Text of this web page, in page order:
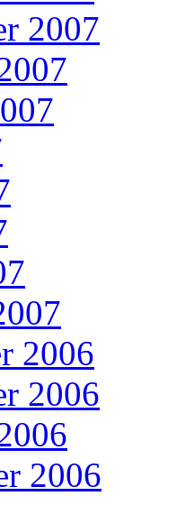
2007
2006
2006
2006